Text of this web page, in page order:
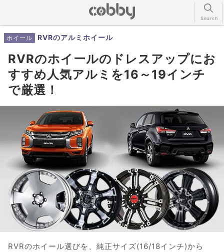
ホイール RVRのアルミホイール
RVRのホイールのドレスアップにお
すすめ人気アルミを16～19インチ
で厳選！
RVRのホイール選びを、純正サイズ(16/18インチ)から